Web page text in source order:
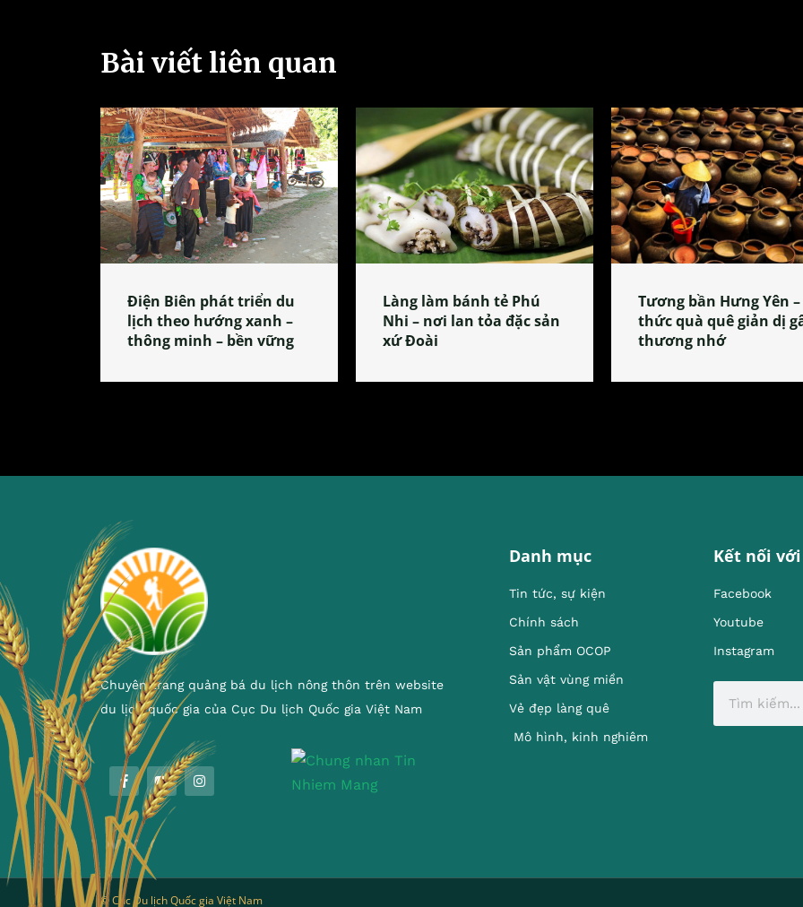
Bài viết liên quan
Điện Biên phát triển du
lịch theo hướng xanh –
thông minh – bền vững
Làng làm bánh tẻ Phú
Nhi – nơi lan tỏa đặc sản
xứ Đoài
Tương bần Hưng Yên –
thức quà quê giản dị
thương nhớ
Chuyên trang quảng bá du lịch nông thôn trên website
du lịch quốc gia của Cục Du lịch Quốc gia Việt Nam
Danh mục
Tin tức, sự kiện
Chính sách
Sản phẩm OCOP
Sản vật vùng miền
Vẻ đẹp làng quê
Mô hình, kinh nghiêm
Kết nối
Facebook
Youtube
Instagram
© Cục Du lịch Quốc gia Việt Nam